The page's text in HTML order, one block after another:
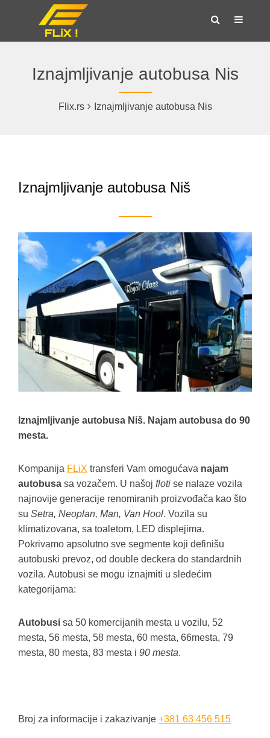
Iznajmljivanje autobusa Nis
Flix.rs Iznajmljivanje autobusa Nis
Iznajmljivanje autobusa Niš
Iznajmljivanje autobusa Niš. Najam autobusa do 90
mesta.
Kompanija FLiX transferi Vam omogućava najam
autobusa sa vozačem. U našoj floti se nalaze vozila
najnovije generacije renomiranih proizvođača kao što
su Setra, Neoplan, Man, Van Hool. Vozila su
klimatizovana, sa toaletom, LED displejima.
Pokrivamo apsolutno sve segmente koji definišu
autobuski prevoz, od double deckera do standardnih
vozila. Autobusi se mogu iznajmiti u sledećim
kategorijama:
Autobusi sa 50 komercijanih mesta u vozilu, 52
mesta, 56 mesta, 58 mesta, 60 mesta, 66mesta, 79
mesta, 80 mesta, 83 mesta i 90 mesta.
Broj za informacije i zakazivanje +381 63 456 515